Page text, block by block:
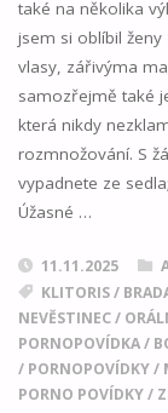
také na několika
jsem si oblíbil
vlasy, zářivýma
samozřejmě také
která nikdy
rozmnožování. S
vypadnete ze
Úžasné …
11.11.2025
KLITORIS/
NEVĚSTINEC/
PORNOPOVÍDKA/
/ PORNOPOVÍDKY/
PORNO POVÍDKY/